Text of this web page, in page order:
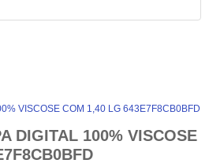
VISCOSE COM 1,40 LG 643E7F8CB0BFD
DIGITAL 100% VISCOSE